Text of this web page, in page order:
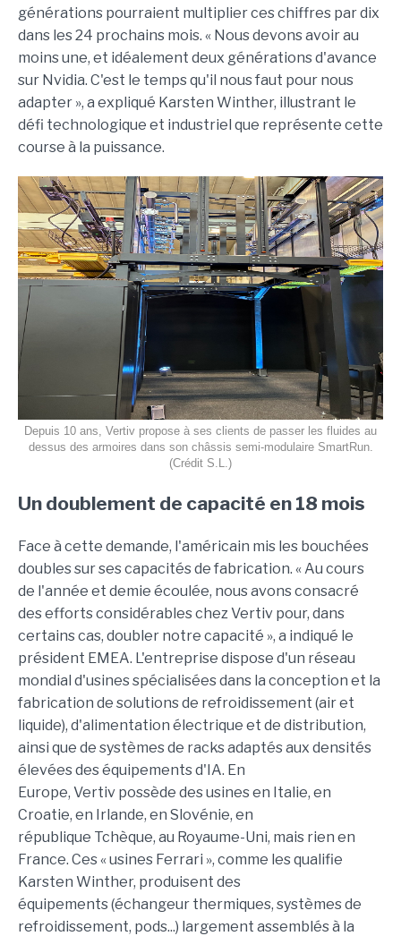
générations pourraient multiplier ces chiffres par dix
dans les 24 prochains mois. « Nous devons avoir au
moins une, et idéalement deux générations d'avance
sur Nvidia. C'est le temps qu'il nous faut pour nous
adapter », a expliqué Karsten Winther, illustrant le
défi technologique et industriel que représente cette
course à la puissance.
Depuis 10 ans, Vertiv propose à ses clients de passer les fluides au
dessus des armoires dans son châssis semi-modulaire SmartRun.
(Crédit S.L.)
Un doublement de capacité en 18 mois
Face à cette demande, l'américain mis les bouchées
doubles sur ses capacités de fabrication. « Au cours
de l'année et demie écoulée, nous avons consacré
des efforts considérables chez Vertiv pour, dans
certains cas, doubler notre capacité », a indiqué le
président EMEA. L'entreprise dispose d'un réseau
mondial d'usines spécialisées dans la conception et la
fabrication de solutions de refroidissement (air et
liquide), d'alimentation électrique et de distribution,
ainsi que de systèmes de racks adaptés aux densités
élevées des équipements d'IA. En
Europe, Vertiv possède des usines en Italie, en
Croatie, en Irlande, en Slovénie, en
république Tchèque, au Royaume-Uni, mais rien en
France. Ces « usines Ferrari », comme les qualifie
Karsten Winther, produisent des
équipements (échangeur thermiques, systèmes de
refroidissement, pods...) largement assemblés à la